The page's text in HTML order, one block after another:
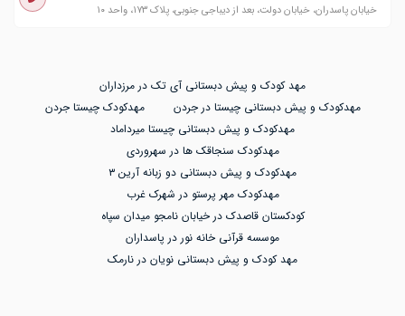
خیابان پاسدران، خیابان دولت، بعد از دیباجی جنوبی، پلاک ۱۷۳، واحد ۱۰
مهد کودک و پیش دبستانی آی تک در مرزداران
مهدکودک و پیش دبستانی چیستا در جردن
مهدکودک چیستا جردن
مهدکودک و پیش دبستانی چیستا میرداماد
مهدکودک سنجاقک ها در سهروردی
مهدکودک و پیش دبستانی دو زبانه آرین ۳
مهدکودک مهر پرستو در شهرک غرب
کودکستان قاصدک در خیابان نامجو میدان سپاه
موسسه قرآنی خانه نور در پاسداران
مهد کودک و پیش دبستانی نویان در نارمک